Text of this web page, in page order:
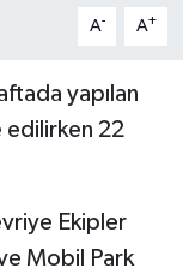
A- A+
yapılan
edilirken 22
Ekipler
Mobil Park